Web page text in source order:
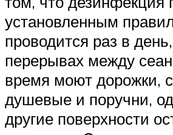
установленным
проводится раз в
перерывах между
время моют дорожки,
душевые и поручни,
другие поверхности